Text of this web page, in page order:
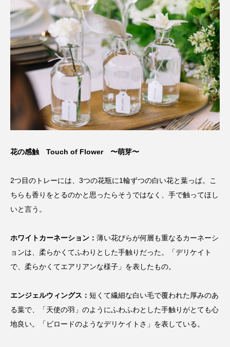
花の感触 Touch of Flower 〜萌芽〜
2つ目のトレーには、3つの花瓶に1輪ずつの白い花と葉っぱ。こ
ちらも香りをとるのかと思ったらそうではなく、手で触ってほし
いと言う。
ホワイトカーネーション： 薄い花びらが何層も重なるカーネーシ
ョンは、柔らかくてふわりとした手触りだった。「デリケイト
で、柔らかくてエアリアンな様子」を表したもの。
エンジェルウィングス： 短くて繊細な白い毛で覆われた厚みのあ
る葉で、「天使の羽」のようにふわふわとした手触りがとても心
地良い。「ビロードのようなデリケイトさ」を表している。